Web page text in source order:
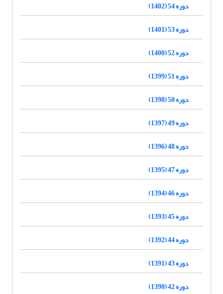
دوره 54 (1402)
دوره 53 (1401)
دوره 52 (1400)
دوره 51 (1399)
دوره 50 (1398)
دوره 49 (1397)
دوره 48 (1396)
دوره 47 (1395)
دوره 46 (1394)
دوره 45 (1393)
دوره 44 (1392)
دوره 43 (1391)
دوره 42 (1390)